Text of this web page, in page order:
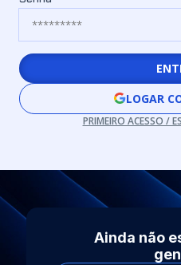
LOGAR
PRIMEIRO ACESSO /
Ainda não